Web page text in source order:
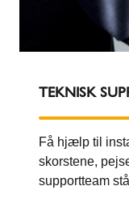
TEKNISK
Få hjælp til
skorstene,
supportteam